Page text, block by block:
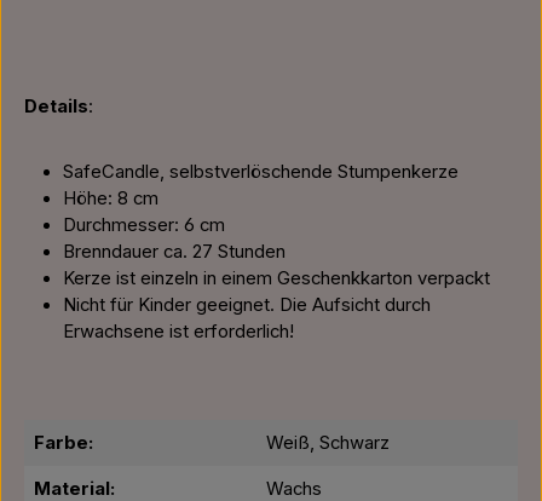
Details:
SafeCandle, selbstverlöschende Stumpenkerze
Höhe: 8 cm
Durchmesser: 6 cm
Brenndauer ca. 27 Stunden
Kerze ist einzeln in einem Geschenkkarton verpackt
Nicht für Kinder geeignet. Die Aufsicht durch
Erwachsene ist erforderlich!
Farbe: Weiß, Schwarz
Material: Wachs